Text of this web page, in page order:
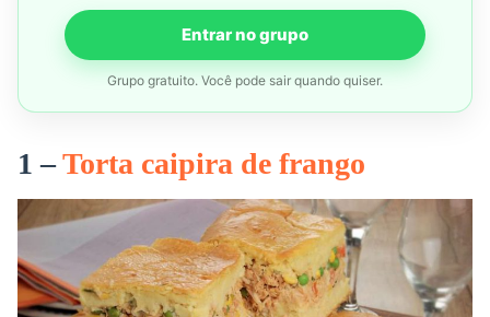
Entrar no grupo
Grupo gratuito. Você pode sair quando quiser.
1 –Torta caipira de frango